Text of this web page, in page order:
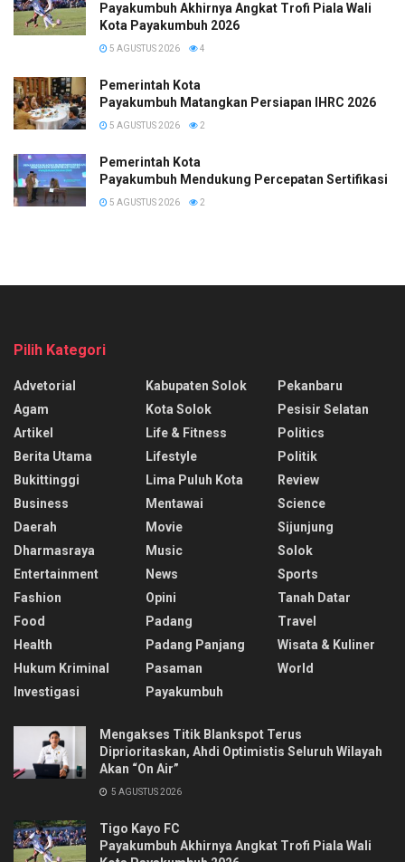
Payakumbuh Akhirnya Angkat Trofi Piala Wali
Kota Payakumbuh 2026
5 AGUSTUS 2026 4
Pemerintah Kota
Payakumbuh Matangkan Persiapan IHRC 2026
5 AGUSTUS 2026 2
Pemerintah Kota
Payakumbuh Mendukung Percepatan Sertifikasi
5 AGUSTUS 2026 2
Pilih Kategori
Advetorial
Agam
Artikel
Berita Utama
Bukittinggi
Business
Daerah
Dharmasraya
Entertainment
Fashion
Food
Health
Hukum Kriminal
Investigasi
Kabupaten Solok
Kota Solok
Life & Fitness
Lifestyle
Lima Puluh Kota
Mentawai
Movie
Music
News
Opini
Padang
Padang Panjang
Pasaman
Payakumbuh
Pekanbaru
Pesisir Selatan
Politics
Politik
Review
Science
Sijunjung
Solok
Sports
Tanah Datar
Travel
Wisata & Kuliner
World
Mengakses Titik Blankspot Terus
Diprioritaskan, Ahdi Optimistis Seluruh Wilayah
Akan “On Air”
5 AGUSTUS 2026
Tigo Kayo FC
Payakumbuh Akhirnya Angkat Trofi Piala Wali